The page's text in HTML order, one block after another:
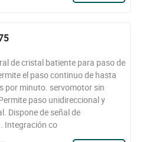
de cristal batiente para paso de
el paso continuo de hasta
por minuto. servomotor sin
paso unidireccional y
Dispone de señal de
Integración co